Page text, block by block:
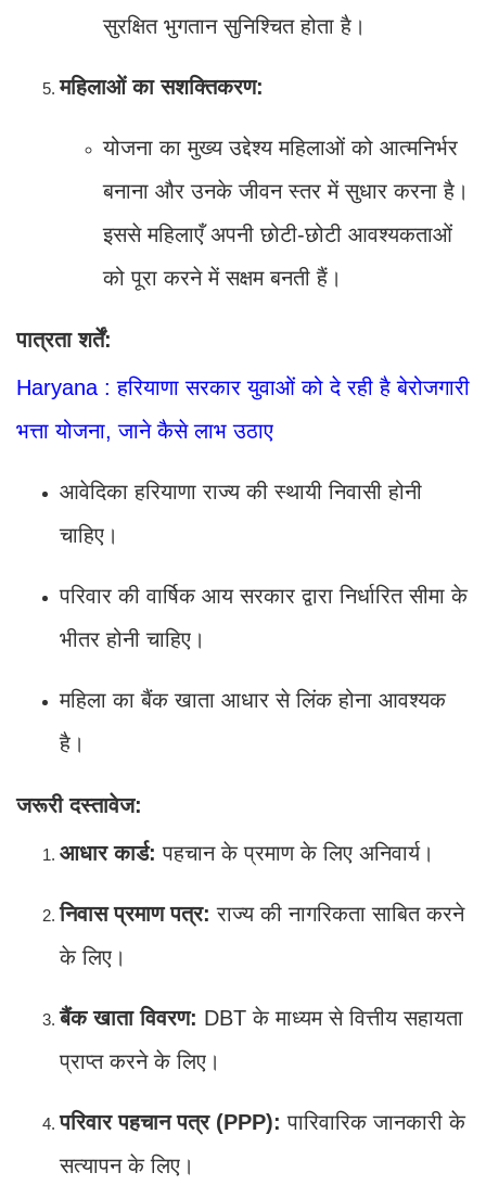
सुरक्षित भुगतान सुनिश्चित होता है।
महिलाओं का सशक्तिकरण:
योजना का मुख्य उद्देश्य महिलाओं को आत्मनिर्भर
बनाना और उनके जीवन स्तर में सुधार करना है।
इससे महिलाएँ अपनी छोटी-छोटी आवश्यकताओं
को पूरा करने में सक्षम बनती हैं।
पात्रता शर्तें:
Haryana : हरियाणा सरकार युवाओं को दे रही है बेरोजगारी
भत्ता योजना, जाने कैसे लाभ उठाए
आवेदिका हरियाणा राज्य की स्थायी निवासी होनी
चाहिए।
परिवार की वार्षिक आय सरकार द्वारा निर्धारित सीमा के
भीतर होनी चाहिए।
महिला का बैंक खाता आधार से लिंक होना आवश्यक
है।
जरूरी दस्तावेज:
आधार कार्ड: पहचान के प्रमाण के लिए अनिवार्य।
निवास प्रमाण पत्र: राज्य की नागरिकता साबित करने
के लिए।
बैंक खाता विवरण: DBT के माध्यम से वित्तीय सहायता
प्राप्त करने के लिए।
परिवार पहचान पत्र (PPP): पारिवारिक जानकारी के
सत्यापन के लिए।